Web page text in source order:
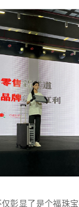
彰显了是个福珠